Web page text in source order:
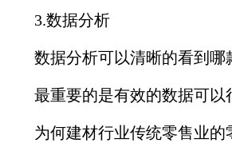
3.数据分析
数据分析可以清晰的看到哪
最重要的是有效的数据可以
为何建材行业传统零售业的